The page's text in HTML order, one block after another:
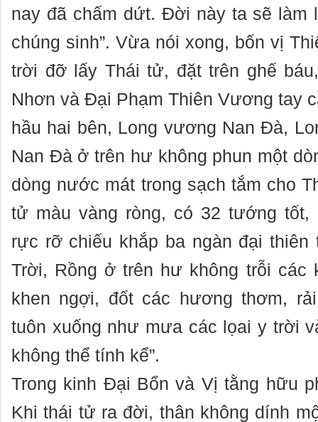
nay đã chấm dứt. Đời này ta sẽ làm
chúng sinh”. Vừa nói xong, bốn vị
trời đỡ lấy Thái tử, đặt trên ghế
Nhơn và Đại Phạm Thiên Vương tay
hầu hai bên, Long vương Nan Đà,
Nan Đà ở trên hư không phun một
dòng nước mát trong sạch tắm cho
tử màu vàng ròng, có 32 tướng tốt,
rực rỡ chiếu khắp ba ngàn đại thiên
Trời, Rồng ở trên hư không trỗi các
khen ngợi, đốt các hương thơm,
tuôn xuống như mưa các lọai y trời
không thể tính kể”.
Trong kinh Đại Bổn và Vị tằng hữu
Khi thái tử ra đời, thân không dính